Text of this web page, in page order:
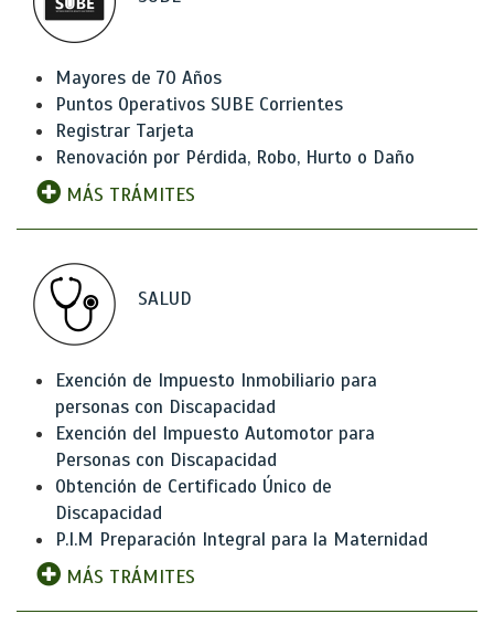
Mayores de 70 Años
Puntos Operativos SUBE Corrientes
Registrar Tarjeta
Renovación por Pérdida, Robo, Hurto o Daño
MÁS TRÁMITES
SALUD
Exención de Impuesto Inmobiliario para
personas con Discapacidad
Exención del Impuesto Automotor para
Personas con Discapacidad
Obtención de Certificado Único de
Discapacidad
P.I.M Preparación Integral para la Maternidad
MÁS TRÁMITES